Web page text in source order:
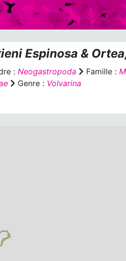
Espinosa &
: Neogastropoda Famille :
Genre : Volvarina